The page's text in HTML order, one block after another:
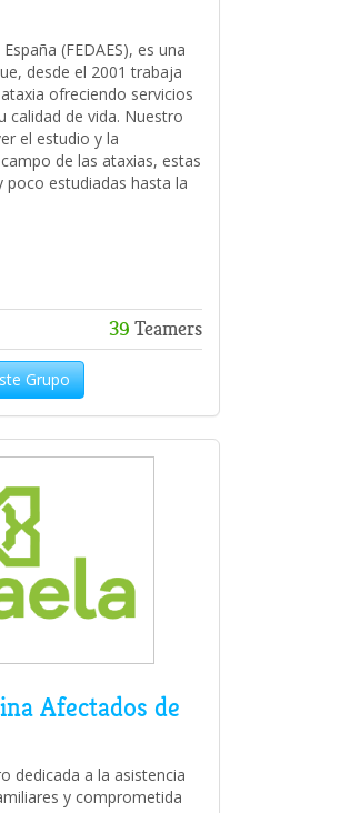
(FEDAES), es una
desde el 2001 trabaja
ofreciendo servicios
calidad de vida. Nuestro
el estudio y la
de las ataxias, estas
estudiadas hasta la
39 Teamers
Grupo
Afectados de
dedicada a la asistencia
y comprometida